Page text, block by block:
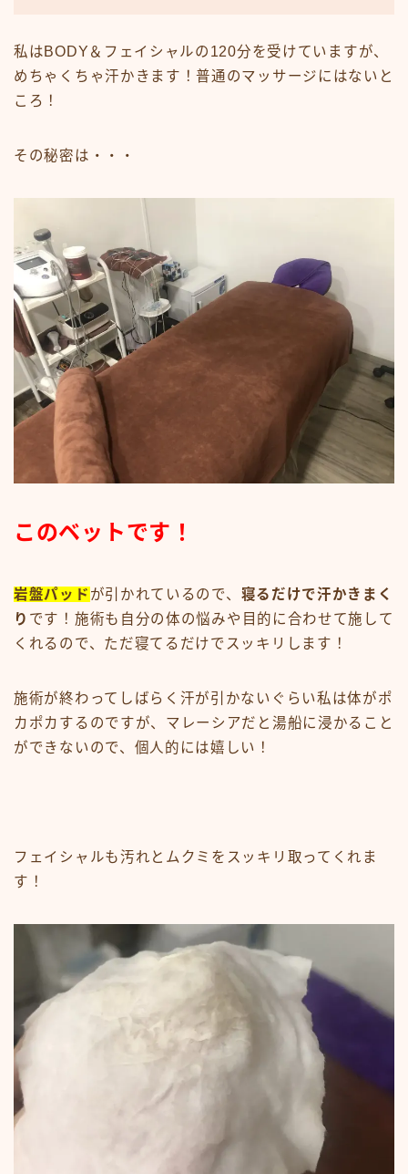
私はBODY＆フェイシャルの120分を受けていますが、
めちゃくちゃ汗かきます！普通のマッサージにはないと
ころ！
その秘密は・・・
このベットです！
岩盤パッド が引かれているので、 寝るだけで汗かきまく
り です！施術も自分の体の悩みや目的に合わせて施して
くれるので、ただ寝てるだけでスッキリします！
施術が終わってしばらく汗が引かないぐらい私は体がポ
カポカするのですが、マレーシアだと湯船に浸かること
ができないので、個人的には嬉しい！
フェイシャルも汚れとムクミをスッキリ取ってくれま
す！